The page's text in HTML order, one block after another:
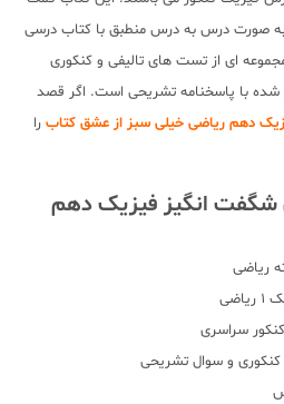
صورت درس به درس منطبق با کتاب درسی
ای از تست های تالیفی و کنکوری
شده با پاسخنامه تشریحی است. اگر قصد
دهم ریاضی خیلی سبز از عشق کتاب را
شگفت انگیز فیزیک دهم